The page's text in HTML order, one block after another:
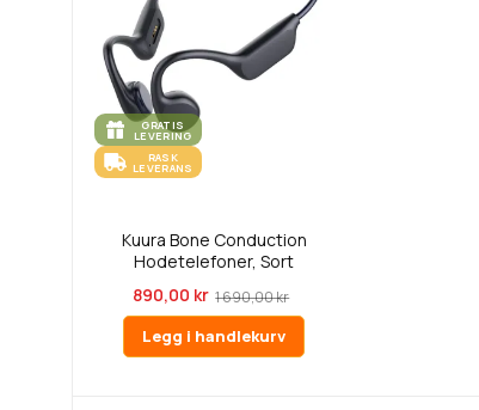
GRATIS
LEVERING
RASK
LEVERANS
Kuura Bone Conduction
Hodetelefoner, Sort
890,00 kr 1 690,00 kr
Legg i handlekurv